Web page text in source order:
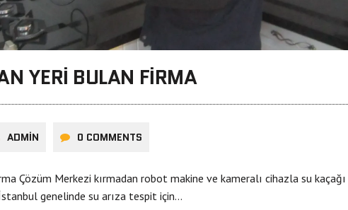
YERI BULAN FIRMA
ADMIN 0 COMMENTS
Çözüm Merkezi kırmadan robot makine ve kameralı cihazla su kaçağı
genelinde su arıza tespit için…